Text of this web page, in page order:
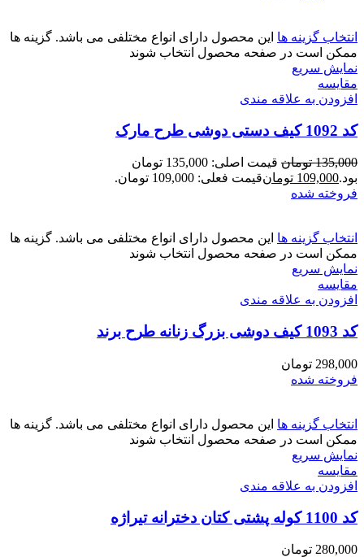
انتخاب گزینه ها این محصول دارای انواع مختلفی می باشد. گزینه ها
ممکن است در صفحه محصول انتخاب شوند
نمایش سریع
مقايسه
افزودن به علاقه مندی
کد 1092 کیف دستی دوشی طرح مارک
135,000 تومان
قیمت اصلی: 135,000 تومان
بود.109,000 تومانقیمت فعلی: 109,000 تومان.
فروخته شده
انتخاب گزینه ها این محصول دارای انواع مختلفی می باشد. گزینه ها
ممکن است در صفحه محصول انتخاب شوند
نمایش سریع
مقايسه
افزودن به علاقه مندی
کد 1093 کیف دوشی بزرگ زنانه طرح برند
298,000 تومان
فروخته شده
انتخاب گزینه ها این محصول دارای انواع مختلفی می باشد. گزینه ها
ممکن است در صفحه محصول انتخاب شوند
نمایش سریع
مقايسه
افزودن به علاقه مندی
کد 1100 کوله پشتی کتان دخترانه تیراژه
280,000 تومان